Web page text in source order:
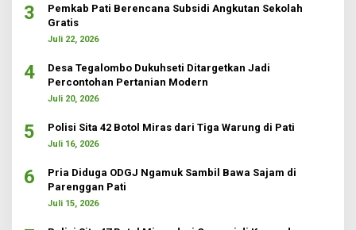
3
Pemkab Pati Berencana Subsidi Angkutan Sekolah
Gratis
Juli 22, 2026
4
Desa Tegalombo Dukuhseti Ditargetkan Jadi
Percontohan Pertanian Modern
Juli 20, 2026
5 Polisi Sita 42 Botol Miras dari Tiga Warung di Pati
Juli 16, 2026
6
Pria Diduga ODGJ Ngamuk Sambil Bawa Sajam di
Parenggan Pati
Juli 15, 2026